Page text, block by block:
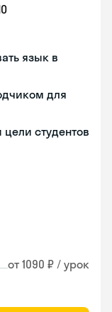
язык в
для
студентов
от 1090 ₽ / урок